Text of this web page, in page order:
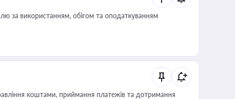
за використанням, обігом та оподаткуванням